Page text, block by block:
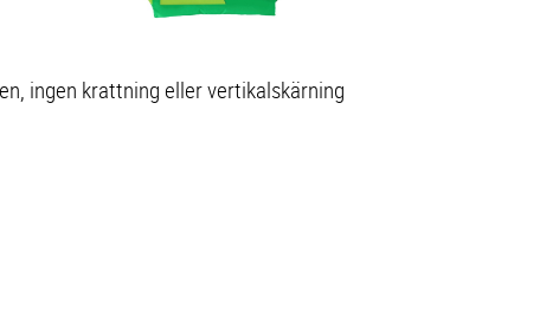
ingen krattning eller vertikalskärning